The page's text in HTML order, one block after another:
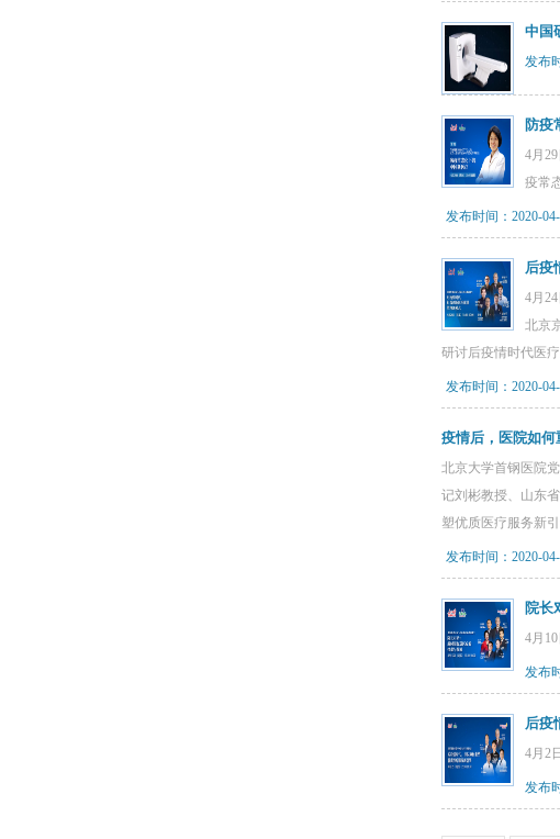
中国
发布
防疫
4月
疫常
发布时间：2020-
后疫
4月
北京
研讨后疫情时代医
发布时间：2020-
疫情后，医院如
北京大学首钢医院
记刘彬教授、山东
塑优质医疗服务新引
发布时间：2020-
院长
4月
发布
后疫
4月2
发布